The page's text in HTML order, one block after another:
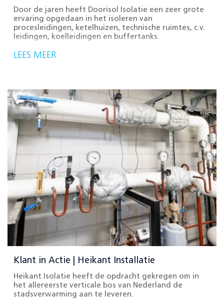
Door de jaren heeft Doorisol Isolatie een zeer grote
ervaring opgedaan in het isoleren van
procesleidingen, ketelhuizen, technische ruimtes, c.v.
leidingen, koelleidingen en buffertanks.
LEES MEER
Klant in Actie | Heikant Installatie
Heikant Isolatie heeft de opdracht gekregen om in
het allereerste verticale bos van Nederland de
stadsverwarming aan te leveren.